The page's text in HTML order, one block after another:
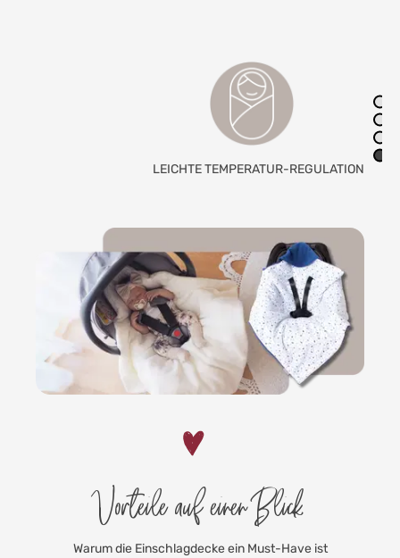
LEICHTE TEMPERATUR-REGULATION
Vorteile auf einen Blick
Warum die Einschlagdecke ein Must-Have ist